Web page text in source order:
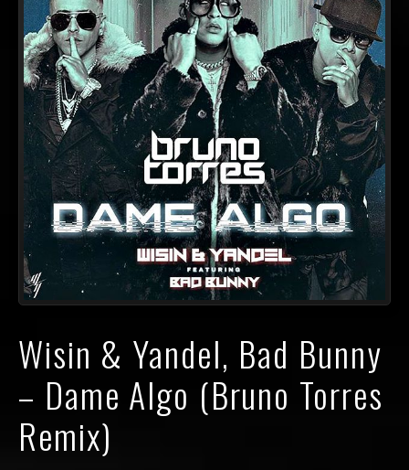
Wisin & Yandel, Bad Bunny
– Dame Algo (Bruno Torres
Remix)